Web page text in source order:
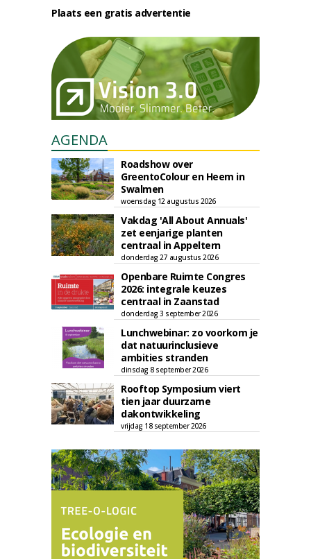
Plaats een gratis advertentie
AGENDA
Roadshow over
GreentoColour en Heem in
Swalmen
woensdag 12 augustus 2026
Vakdag 'All About Annuals'
zet eenjarige planten
centraal in Appeltern
donderdag 27 augustus 2026
Openbare Ruimte Congres
2026: integrale keuzes
centraal in Zaanstad
donderdag 3 september 2026
Lunchwebinar: zo voorkom je
dat natuurinclusieve
ambities stranden
dinsdag 8 september 2026
Rooftop Symposium viert
tien jaar duurzame
dakontwikkeling
vrijdag 18 september 2026